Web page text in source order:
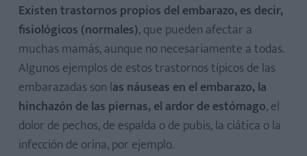
Existen trastornos propios del embarazo, es decir,
fisiológicos (normales), que pueden afectar a
muchas mamás, aunque no necesariamente a todas.
Algunos ejemplos de estos trastornos típicos de las
embarazadas son las náuseas en el embarazo, la
hinchazón de las piernas, el ardor de estómago, el
dolor de pechos, de espalda o de pubis, la ciática o la
infección de orina, por ejemplo.